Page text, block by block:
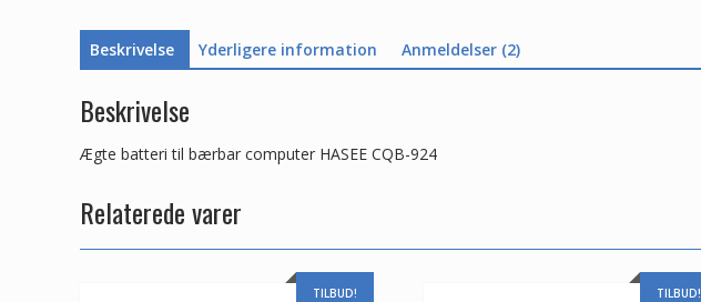
Beskrivelse Yderligere information Anmeldelser (2)
Beskrivelse
Ægte batteri til bærbar computer HASEE CQB-924
Relaterede varer
TILBUD! TILBUD!